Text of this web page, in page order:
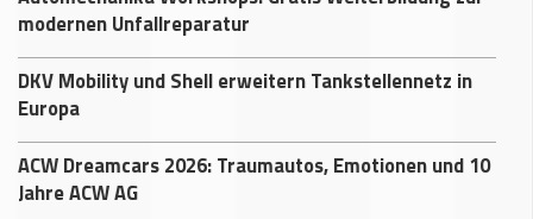
modernen Unfallreparatur
DKV Mobility und Shell erweitern Tankstellennetz in
Europa
ACW Dreamcars 2026: Traumautos, Emotionen und 10
Jahre ACW AG